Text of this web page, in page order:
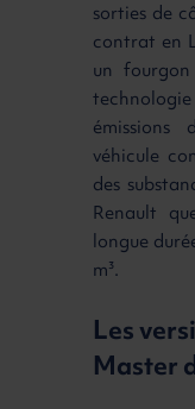
sorties de
contrat en
un
véhicule
des
Renault
longue
m³.
Les
Master